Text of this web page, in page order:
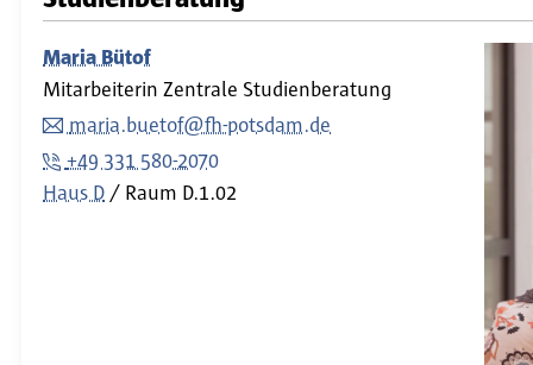
Maria Bütof
Mitarbeiterin Zentrale Studienberatung
maria.buetof@fh-potsdam.de
+49 331 580-2070
Haus D
Raum D.1.02